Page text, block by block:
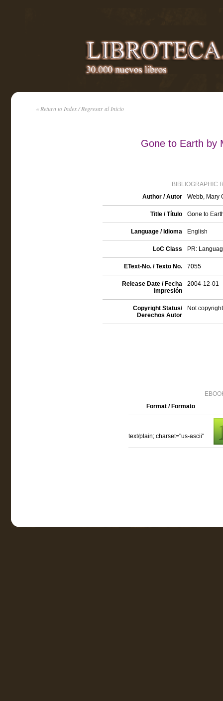
« Return to Index / Regresar al Inicio
Gone to Earth by
BIBLIOGRAPHIC
Author / Autor
Webb, Mary
Title / Título Gone to
Language / Idioma English
LoC Class PR:
EText-No. / Texto No. 7055
Release Date / Fecha
impresión
2004-12-01
Copyright Status/
Derechos Autor
Not
Format / Formato
text/plain; charset="us-ascii"